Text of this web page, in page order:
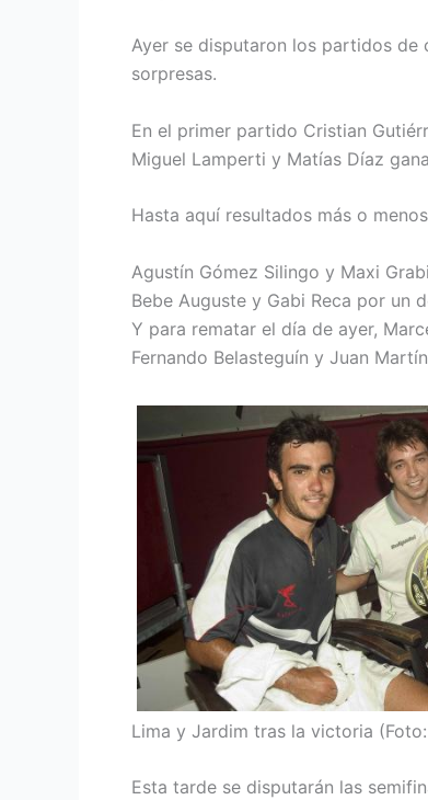
Ayer se disputaron los partidos
sorpresas.
En el primer partido Cristian
Miguel Lamperti y Matías Díaz
Hasta aquí resultados más o
Agustín Gómez Silingo y Maxi
Bebe Auguste y Gabi Reca por un
Y para rematar el día de ayer,
Fernando Belasteguín y Juan
Lima y Jardim tras la victoria
Esta tarde se disputarán las